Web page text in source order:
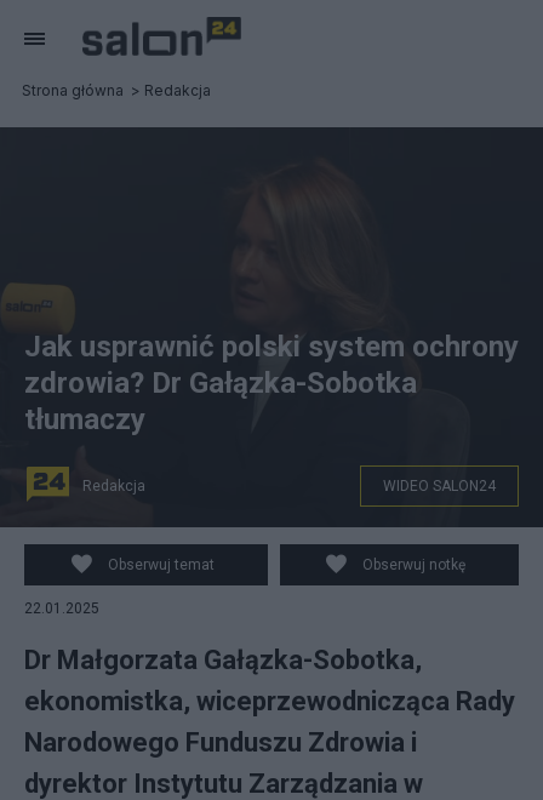
Strona główna Redakcja
Fot. Salon24
Jak usprawnić polski system ochrony
zdrowia? Dr Gałązka-Sobotka
tłumaczy
Redakcja WIDEO SALON24
Obserwuj temat Obserwuj notkę
22.01.2025
Dr Małgorzata Gałązka-Sobotka,
ekonomistka, wiceprzewodnicząca Rady
Narodowego Funduszu Zdrowia i
dyrektor Instytutu Zarządzania w